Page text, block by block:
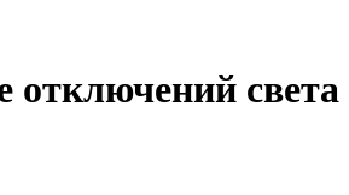
отключений